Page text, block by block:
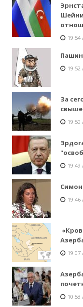
19:54
19:52
За
19:50
19:49
19:46
19:07
10:53